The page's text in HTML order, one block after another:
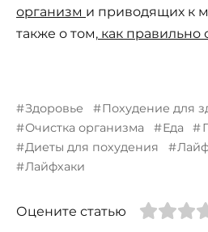
организм и приводящих к
также о том, как правильно
Здоровье
Похудение для
Очистка организма
Еда
Диеты для похудения
Лайфхаки
Оцените статью